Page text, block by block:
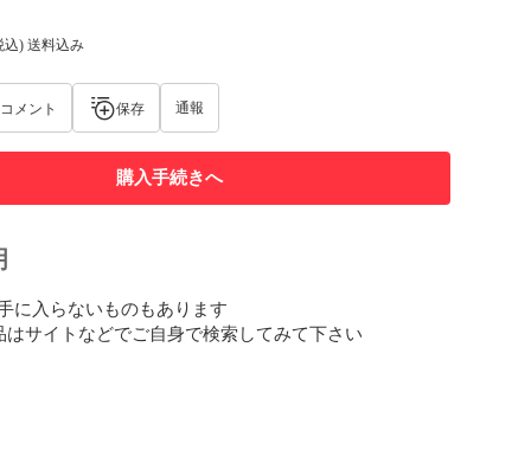
込) 送料込み
コメント 保存 通報
購入手続きへ
に入らないものもあります
サイトなどでご自身で検索してみて下さい